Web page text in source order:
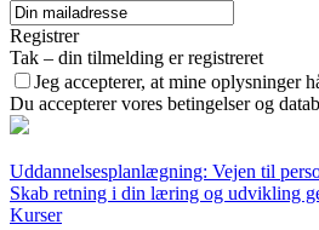
Registrer
Tak – din tilmelding er registreret
Jeg accepterer, at mine oplysninger
Du accepterer vores betingelser og
Uddannelsesplanlægning: Vejen til
Skab retning i din læring og udvikling
Kurser